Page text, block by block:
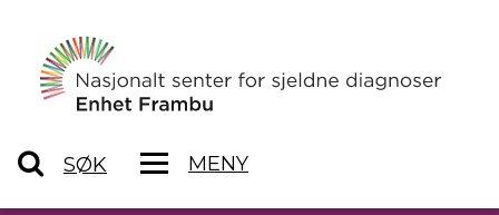
SØK MENY